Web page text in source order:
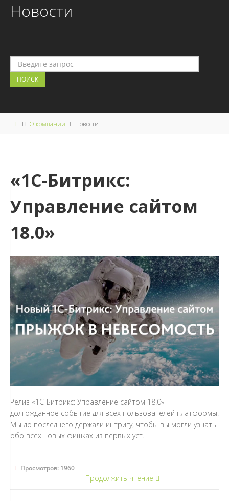
Новости
О компании Новости
«1С-Битрикс:
Управление сайтом
18.0»
Релиз «1С-Битрикс: Управление сайтом 18.0» –
долгожданное событие для всех пользователей платформы.
Мы до последнего держали интригу, чтобы вы могли узнать
обо всех новых фишках из первых уст.
Просмотров: 1960
Продолжить чтение